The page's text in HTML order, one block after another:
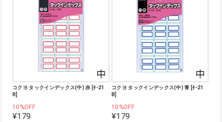
コクヨ タックインデックス(中) 赤 [ﾀ-21
R]
10%OFF
¥179
コクヨ タックインデックス(中) 青 [ﾀ-21
B]
10%OFF
¥179